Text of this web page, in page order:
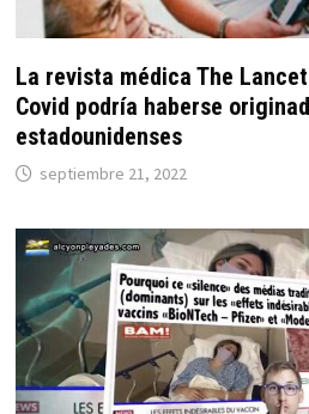
La revista médica The
Covid podría haberse
estadounidenses
septiembre 21, 2022